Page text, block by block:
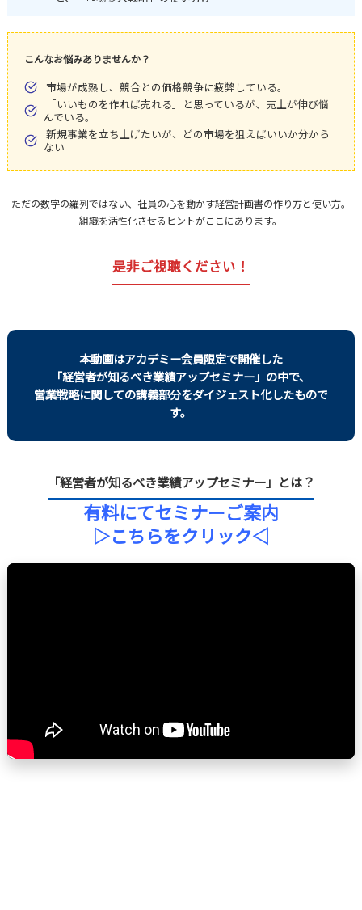
こんなお悩みありませんか？
市場が成熟し、競合との価格競争に疲弊している。
「いいものを作れば売れる」と思っているが、売上が伸び悩
んでいる。
新規事業を立ち上げたいが、どの市場を狙えばいいか分から
ない
ただの数字の羅列ではない、社員の心を動かす経営計画書の作り方と使い方。
組織を活性化させるヒントがここにあります。
是非ご視聴ください！
本動画はアカデミー会員限定で開催した
「経営者が知るべき業績アップセミナー」の中で、
営業戦略に関しての講義部分をダイジェスト化したもので
す。
「経営者が知るべき業績アップセミナー」とは？
有料にてセミナーご案内
▷こちらをクリック◁